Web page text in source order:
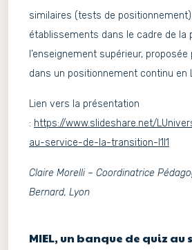
similaires (tests de
établissements dans le cadre de la
l’enseignement supérieur,
dans un positionnement continu en
Lien vers la présentation
: https://www.slideshare.net/
au-service-de-la-transition-l1l1
Claire Morelli – Coordinatrice
Bernard, Lyon
MIEL, un banque de quiz